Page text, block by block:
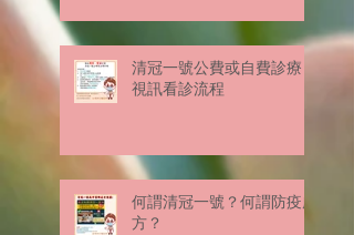
清冠一號公費或自費診療
視訊看診流程
何謂清冠一號？何謂防疫處
方？